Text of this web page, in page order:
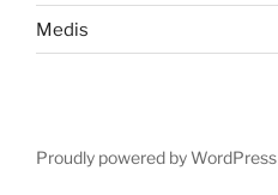
Medis
Proudly powered by WordPress